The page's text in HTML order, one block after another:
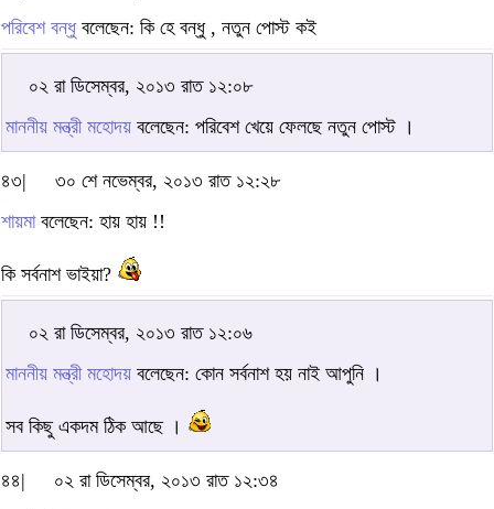
পরিবেশ বন্ধুবলেছেন: কি হে বন্ধু , নতুন পোস্ট কই
০২ রা ডিসেম্বর, ২০১৩ রাত ১২:০৮
মাননীয় মন্ত্রী মহোদয় বলেছেন: পরিবেশ খেয়ে ফেলছে নতুন পোস্ট ।
৪৩|
৩০ শে নভেম্বর, ২০১৩ রাত ১২:২৮
শায়মাবলেছেন: হায় হায় !!
কি সর্বনাশ ভাইয়া?
০২ রা ডিসেম্বর, ২০১৩ রাত ১২:০৬
মাননীয় মন্ত্রী মহোদয় বলেছেন: কোন সর্বনাশ হয় নাই আপুনি ।
সব কিছু একদম ঠিক আছে ।
৪৪|
০২ রা ডিসেম্বর, ২০১৩ রাত ১২:৩৪